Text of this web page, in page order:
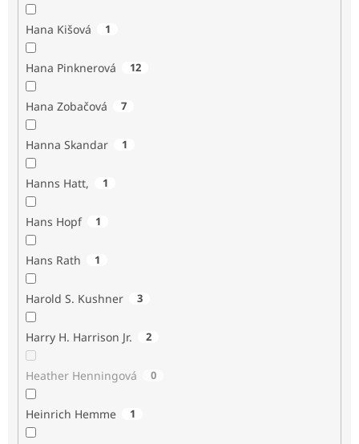
Hana Kišová 1
Hana Pinknerová 12
Hana Zobačová 7
Hanna Skandar 1
Hanns Hatt, 1
Hans Hopf 1
Hans Rath 1
Harold S. Kushner 3
Harry H. Harrison Jr. 2
Heather Henningová 0
Heinrich Hemme 1